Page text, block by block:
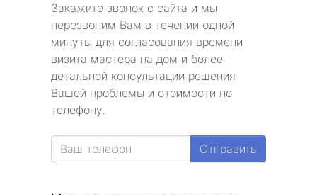
Закажите звонок с сайта и мы
перезвоним Вам в течении одной
минуты для согласования времени
визита мастера на дом и более
детальной консультации решения
Вашей проблемы и стоимости по
телефону.
Отправить